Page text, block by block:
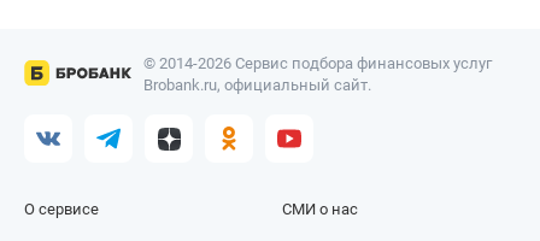
© 2014-2026 Сервис подбора финансовых услуг
Brobank.ru, официальный сайт.
О сервисе СМИ о нас